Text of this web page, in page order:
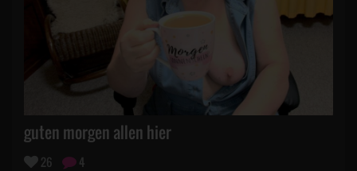
guten morgen allen hier
26 4